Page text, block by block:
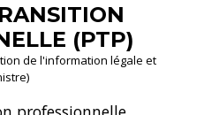
(PTP)
de l'information légale et